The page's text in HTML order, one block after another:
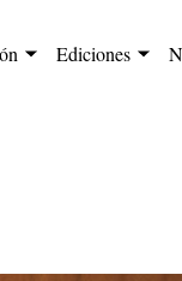
Ediciones